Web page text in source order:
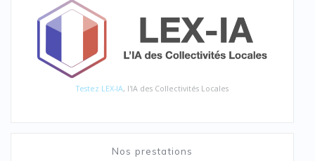
Testez LEX-IA, l'IA des Collectivités Locales
Nos prestations